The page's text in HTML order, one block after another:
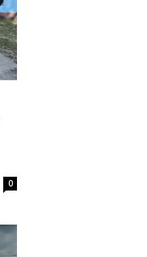
0